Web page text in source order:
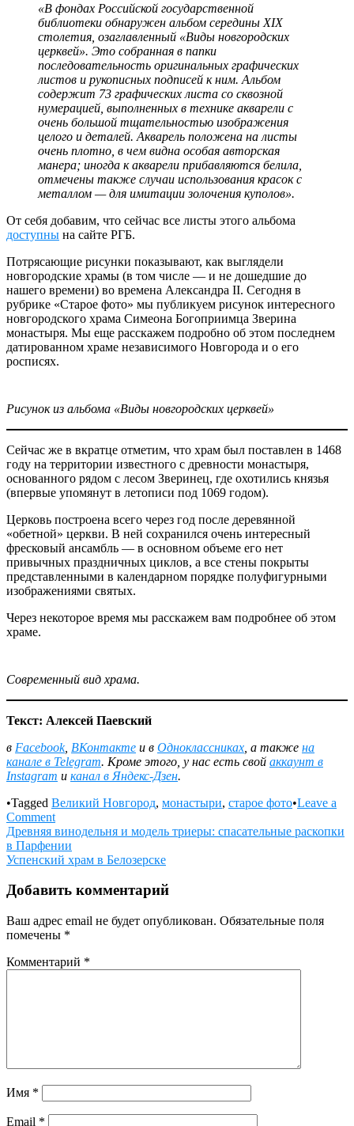
«В фондах Российской государственной
библиотеки обнаружен альбом середины XIX
столетия, озаглавленный «Виды новгородских
церквей». Это собранная в папки
последовательность оригинальных графических
листов и рукописных подписей к ним. Альбом
содержит 73 графических листа со сквозной
нумерацией, выполненных в технике акварели с
очень большой тщательностью изображения
целого и деталей. Акварель положена на листы
очень плотно, в чем видна особая авторская
манера; иногда к акварели прибавляются белила,
отмечены также случаи использования красок с
металлом — для имитации золочения куполов».
От себя добавим, что сейчас все листы этого альбома
доступны на сайте РГБ.
Потрясающие рисунки показывают, как выглядели
новгородские храмы (в том числе — и не дошедшие до
нашего времени) во времена Александра II. Сегодня в
рубрике «Старое фото» мы публикуем рисунок интересного
новгородского храма Симеона Богоприимца Зверина
монастыря. Мы еще расскажем подробно об этом последнем
датированном храме независимого Новгорода и о его
росписях.
Рисунок из альбома «Виды новгородских церквей»
Сейчас же в вкратце отметим, что храм был поставлен в 1468
году на территории известного с древности монастыря,
основанного рядом с лесом Зверинец, где охотились князья
(впервые упомянут в летописи под 1069 годом).
Церковь построена всего через год после деревянной
«обетной» церкви. В ней сохранился очень интересный
фресковый ансамбль — в основном объеме его нет
привычных праздничных циклов, а все стены покрыты
представленными в календарном порядке полуфигурными
изображениями святых.
Через некоторое время мы расскажем вам подробнее об этом
храме.
Современный вид храма.
Текст: Алексей Паевский
в Facebook, ВКонтакте и в Одноклассниках , а также на
канале в Telegram. Кроме этого, у нас есть свой аккаунт в
Instagram и канал в Яндекс-Дзен.
•Tagged Великий Новгород, монастыри, старое фото•Leave a
Commenton
Cтарое
фото:
храм
Богоприимца
монастыря
Навигация
по
Древняя винодельня и модель триеры: спасательные раскопки
в Парфении
Успенский храм в Белозерске
Добавить комментарий
Ваш адрес email не будет опубликован. Обязательные поля
помечены *
Комментарий *
Имя *
Email *